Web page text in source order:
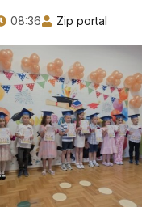
08:36 Zip portal